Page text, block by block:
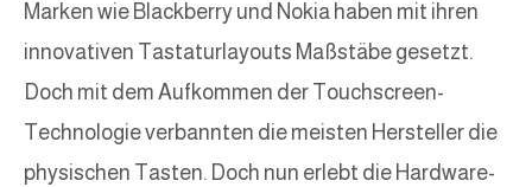
Marken wie Blackberry und Nokia haben mit ihren
innovativen Tastaturlayouts Maßstäbe gesetzt.
Doch mit dem Aufkommen der Touchscreen-
Technologie verbannten die meisten Hersteller die
physischen Tasten. Doch nun erlebt die Hardware-